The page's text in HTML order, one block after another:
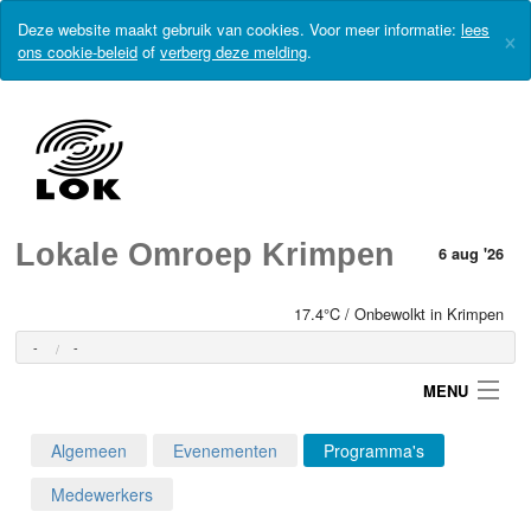
Deze website maakt gebruik van cookies. Voor meer informatie: lees
ons cookie-beleid of verberg deze melding. ×
Lokale Omroep Krimpen 6 aug '26
17.4°C / Onbewolkt in Krimpen
- -
MENU
Algemeen Evenementen
Programma's
Medewerkers